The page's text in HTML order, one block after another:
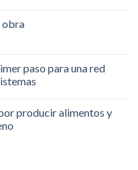
obra
paso para una red
producir alimentos y